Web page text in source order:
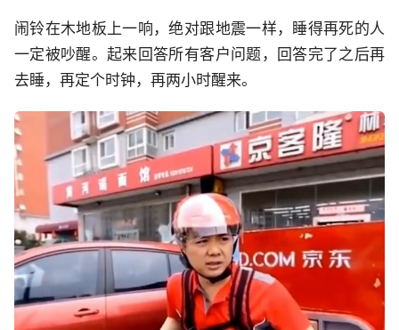
闹铃在木地板上一响，绝对跟地震一样，睡得再死的人
一定被吵醒。起来回答所有客户问题，回答完了之后再
去睡，再定个时钟，再两小时醒来。